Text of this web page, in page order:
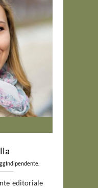
editoriale